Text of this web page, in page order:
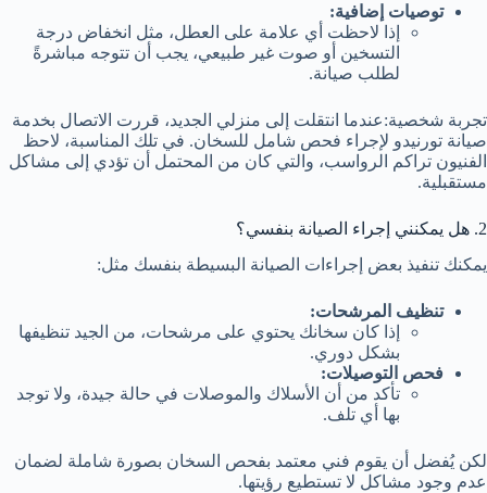
توصيات إضافية:
إذا لاحظت أي علامة على العطل، مثل انخفاض درجة
التسخين أو صوت غير طبيعي، يجب أن تتوجه مباشرةً
لطلب صيانة.
تجربة شخصية:عندما انتقلت إلى منزلي الجديد، قررت الاتصال بخدمة
صيانة تورنيدو لإجراء فحص شامل للسخان. في تلك المناسبة، لاحظ
الفنيون تراكم الرواسب، والتي كان من المحتمل أن تؤدي إلى مشاكل
مستقبلية.
2. هل يمكنني إجراء الصيانة بنفسي؟
يمكنك تنفيذ بعض إجراءات الصيانة البسيطة بنفسك مثل:
تنظيف المرشحات:
إذا كان سخانك يحتوي على مرشحات، من الجيد تنظيفها
بشكل دوري.
فحص التوصيلات:
تأكد من أن الأسلاك والموصلات في حالة جيدة، ولا توجد
بها أي تلف.
لكن يُفضل أن يقوم فني معتمد بفحص السخان بصورة شاملة لضمان
عدم وجود مشاكل لا تستطيع رؤيتها.